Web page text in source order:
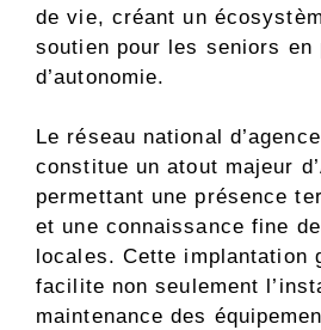
de vie, créant un
soutien pour les seniors en
d’autonomie.
Le réseau national
constitue un atout majeur
permettant une présence
et une connaissance fine
locales. Cette implantation
facilite non seulement
maintenance des